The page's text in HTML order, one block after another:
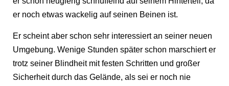
er noch etwas wackelig auf seinen Beinen ist.
Er scheint aber schon sehr interessiert an seiner neuen
Umgebung. Wenige Stunden später schon marschiert er
trotz seiner Blindheit mit festen Schritten und großer
Sicherheit durch das Gelände, als sei er noch nie